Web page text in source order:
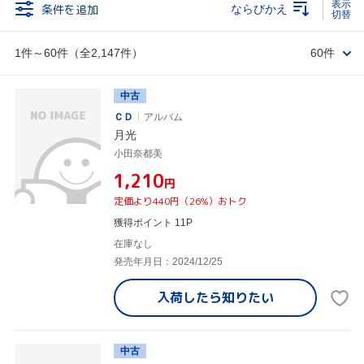
条件を追加
1件～60件（全2,147件）
ならびかえ
60件
中古
ＣＤ
アルバム
月光
小田奈都美
¥1,210円
定価より440円（26%）おトク
獲得ポイント 11P
在庫なし
発売年月日：2024/12/25
入荷したら知りたい
中古